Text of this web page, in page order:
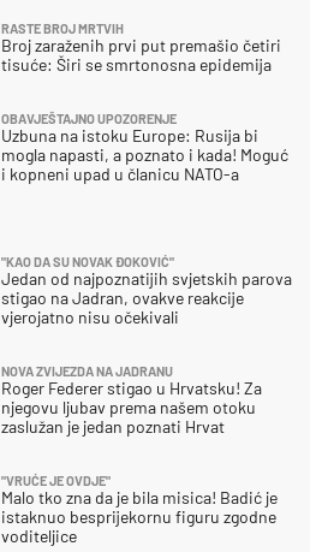
RASTE BROJ MRTVIH
Broj zaraženih prvi put premašio četiri
tisuće: Širi se smrtonosna epidemija
OBAVJEŠTAJNO UPOZORENJE
Uzbuna na istoku Europe: Rusija bi
mogla napasti, a poznato i kada! Moguć
i kopneni upad u članicu NATO-a
"KAO DA SU NOVAK ĐOKOVIĆ"
Jedan od najpoznatijih svjetskih parova
stigao na Jadran, ovakve reakcije
vjerojatno nisu očekivali
NOVA ZVIJEZDA NA JADRANU
Roger Federer stigao u Hrvatsku! Za
njegovu ljubav prema našem otoku
zaslužan je jedan poznati Hrvat
"VRUĆE JE OVDJE"
Malo tko zna da je bila misica! Badić je
istaknuo besprijekornu figuru zgodne
voditeljice